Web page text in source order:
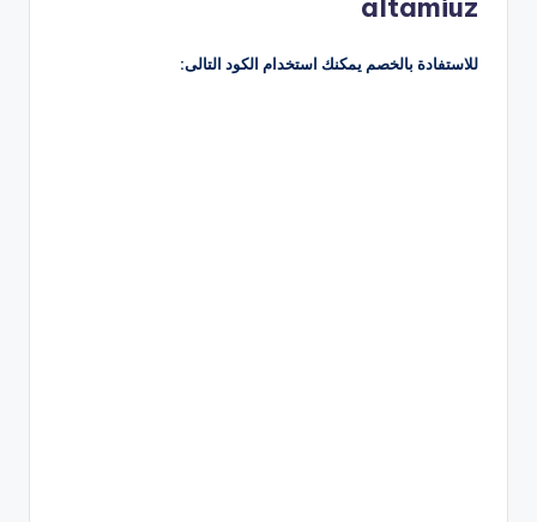
altamiuz
للاستفادة بالخصم يمكنك استخدام الكود التالى: